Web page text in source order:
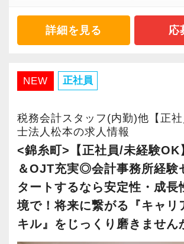
険外交員・経理・事務などユニー
った仲間がたくさんいます。
共通しているのは“諦めない心”を
未経験のオフィスワークでも前向
続けることができる人、わからな
で悩まずにどんどん聞ける人は、
できるはずです。
まったくの未経験者は、一通りの
までが大変かもしれません。
でも、同じように未経験から一人
輩がたくさんいます。
明るく周りへの気遣いができる方
います！
るからだと自負しています。
今後もお客様に満足していただけ
ルの向上を目指し、税務のプロと
を獲得していきます。
お客様から信頼され、心の通った
供する真の「税務プロフェッショ
の道を私たちと一緒に歩んでみま
【目指すは“大家族のような会社”
緒に働ける方を求めています】
「こんな明るい事務所ははじめて
ほど、仲が良くて明るいのが当社
施企業」の認定を受け、今後も社
い環境づくりを積極的に推進して
長く安心して働ける環境を用意し
おりますので、当社で将来の不安
ませんか？
【渋谷の事務所はこんなオフィス
2021年6月にオープンしたオフィス
新宿オフィスの精鋭スタッフが立
ーとして運営をスタートしました
都心部ということもあり、IT系な
術を取り扱うお客様が多いのが特
2021年6月に「渋谷オフィス」を
後「新宿オフィス」「大阪オフィ
さらに2022年12月には「柏オフ
し、2025年には大阪オフィスを
事業拡大を続けています。
安定性抜群の環境で自己成長を実
社員の持つ「やる・やりたい」と
大事にしているため、資格を持っ
も、スピーディーなキャリアアッ
す！
詳細を見る 応
NEW 正社員
税務会計スタッフ(内勤)他【正
士法人松本の求人情報
<錦糸町>【正社員/未経験OK
＆OJT充実◎会計事務所経験
タートするなら安定性・成長
境で！将来に繋がる『キャリ
キル』をじっくり磨きません